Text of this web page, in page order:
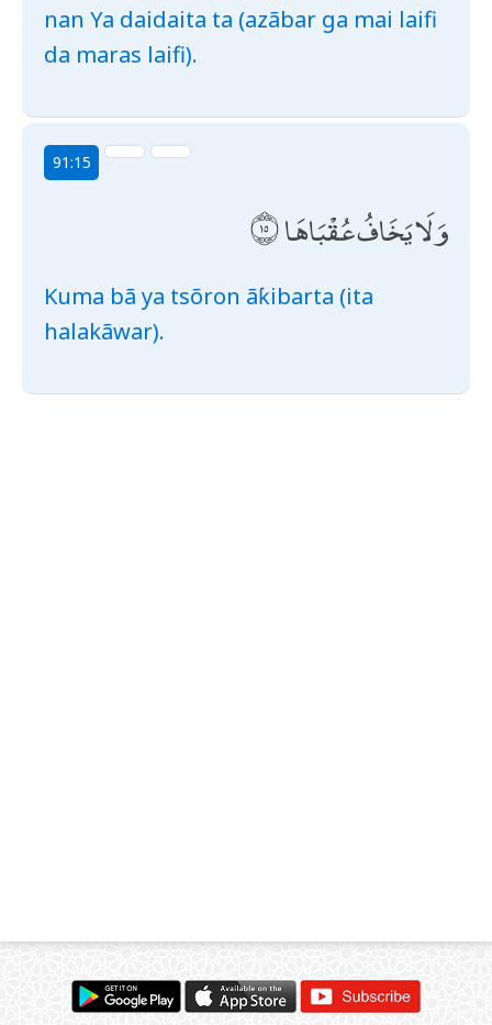
nan Ya daidaita ta (azãbar ga mai laifi
da maras laifi).
91:15
وَلَا يَخَافُ عُقْبَاهَا
Kuma bã ya tsõron ãƙibarta (ita
halakãwar).